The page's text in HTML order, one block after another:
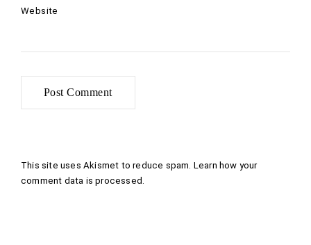
Website
This site uses Akismet to reduce spam. Learn how your
comment data is processed .